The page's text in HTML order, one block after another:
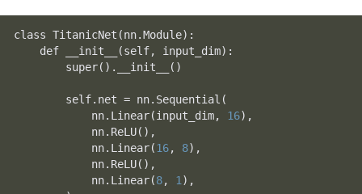
class TitanicNet (nn.Module):
    def
__init__
(self, input_dim):
super(). __init__ ()
        self.net = nn.
Sequential (
            nn.
Linear(input_dim, 16),
            nn.
ReLU(),
            nn.
Linear(16, 8),
            nn.
ReLU(),
            nn.
Linear(8, 1 ),